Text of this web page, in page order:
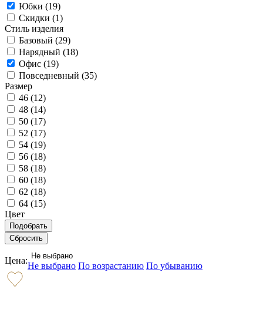
Юбки (19)
Скидки (1)
Стиль изделия
Базовый (29)
Нарядный (18)
Офис (19)
Повседневный (35)
Размер
46 (12)
48 (14)
50 (17)
52 (17)
54 (19)
56 (18)
58 (18)
60 (18)
62 (18)
64 (15)
Цвет
Цена: Не выбрано
Не выбрано По возрастанию По убыванию